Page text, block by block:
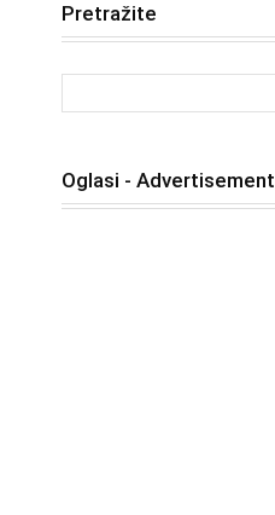
Pretražite
Oglasi - Advertisement